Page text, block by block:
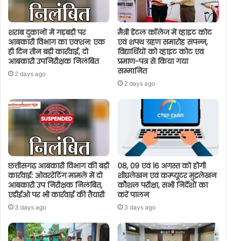
शराब दुकानों में गड़बड़ी पर
आबकारी विभाग का एक्शन: एक
ही दिन तीन बड़ी कार्रवाई, दो
आबकारी उपनिरीक्षक निलंबित
2 days ago
मैत्री डेंटल कॉलेज में व्हाइट कोट
एवं शपथ ग्रहण समारोह संपन्न,
विद्यार्थियों को व्हाइट कोट एवं
प्रमाण-पत्र से किया गया
सम्मानित
2 days ago
छत्तीसगढ़ आबकारी विभाग की बड़ी
कार्रवाई: ओवररेटिंग मामले में दो
आबकारी उप निरीक्षक निलंबित,
एडीईओ पर भी कार्रवाई की तैयारी
3 days ago
08, 09 एवं 16 अगस्त को होगी
शीघ्रलेखन एवं कम्प्यूटर मुद्रलेखन
कौशल परीक्षा, सभी निर्देशों का
करें पालन
3 days ago